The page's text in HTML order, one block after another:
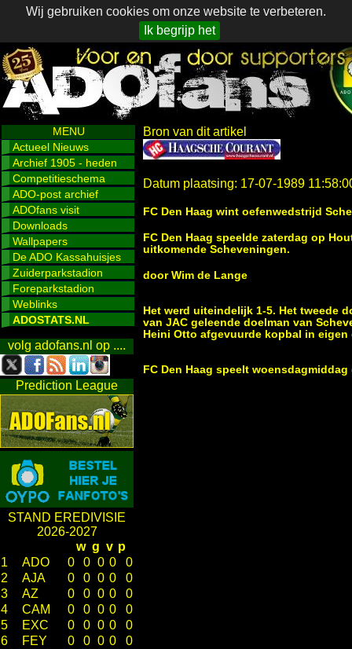
Wij gebruiken cookies om onze website te verbeteren.
Ik begrijp het
MENU
Actueel Nieuws
Archief 1905 - heden
Competitieschema
ADO-post archief
ADOfans visit
Downloads
Wallpapers
De ADO Kassahuisjes
Zuiderparkstadion
Foreparkstadion
Weblinks
ADOSTATS.NL
volg adofans.nl op ....
Prediction League
STAND EREDIVISIE
2026-2027
w g v p
1
ADO 0 0 0 0
0
2
AJA 0 0 0 0
0
3
AZ 0 0 0 0
0
4
CAM 0 0 0 0
0
5
EXC 0 0 0 0
0
6
FEY 0 0 0 0
0
Bron van dit artikel
Datum plaatsing: 17-07-1989
FC Den Haag wint oefenwedstrijd
FC Den Haag speelde zaterdag op
uitkomende Scheveningen.
door Wim de Lange
Het werd uiteindelijk 1-5. Het tweede
van JAC geleende doelman van
Heini Otto afgevuurde kopbal in
FC Den Haag speelt